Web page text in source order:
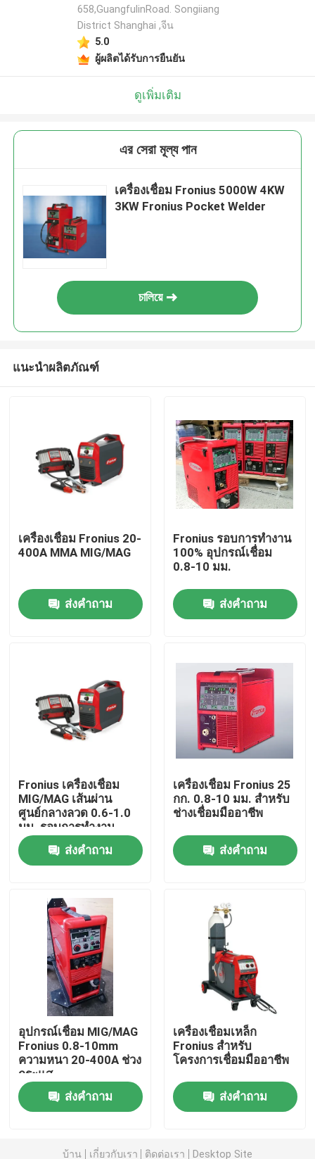
สินค้า
วิดีโอ
ทัวร์โรงงาน
ควบคุมคุณภาพ
ติดต่อเรา
ข่าว
กรณี
ขอใบเสนอราคา
658,GuangfulinRoad. Songiiang
District Shanghai ,จีน
5.0
ผู้ผลิตได้รับการยืนยัน
ดูเพิ่มเติม
এর সেরা মূল্য পান
เครื่องเชื่อม Fronius 5000W 4KW
3KW Fronius Pocket Welder
চালিয়ে
แนะนำผลิตภัณฑ์
เครื่องเชื่อม Fronius 20-
400A MMA MIG/MAG
ส่งคำถาม
Fronius รอบการทำงาน
100% อุปกรณ์เชื่อม
0.8-10 มม.
ส่งคำถาม
Fronius เครื่องเชื่อม
MIG/MAG เส้นผ่าน
ศูนย์กลางลวด 0.6-1.0
มม. รอบการทำงาน
100%
ส่งคำถาม
เครื่องเชื่อม Fronius 25
กก. 0.8-10 มม. สำหรับ
ช่างเชื่อมมืออาชีพ
ส่งคำถาม
อุปกรณ์เชื่อม MIG/MAG
Fronius 0.8-10mm
ความหนา 20-400A ช่วง
กระแส
ส่งคำถาม
เครื่องเชื่อมเหล็ก
Fronius สำหรับ
โครงการเชื่อมมืออาชีพ
ส่งคำถาม
บ้าน เกี่ยวกับเรา ติดต่อเรา Desktop Site